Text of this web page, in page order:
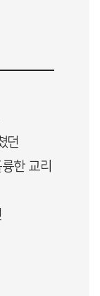
던
한 교리